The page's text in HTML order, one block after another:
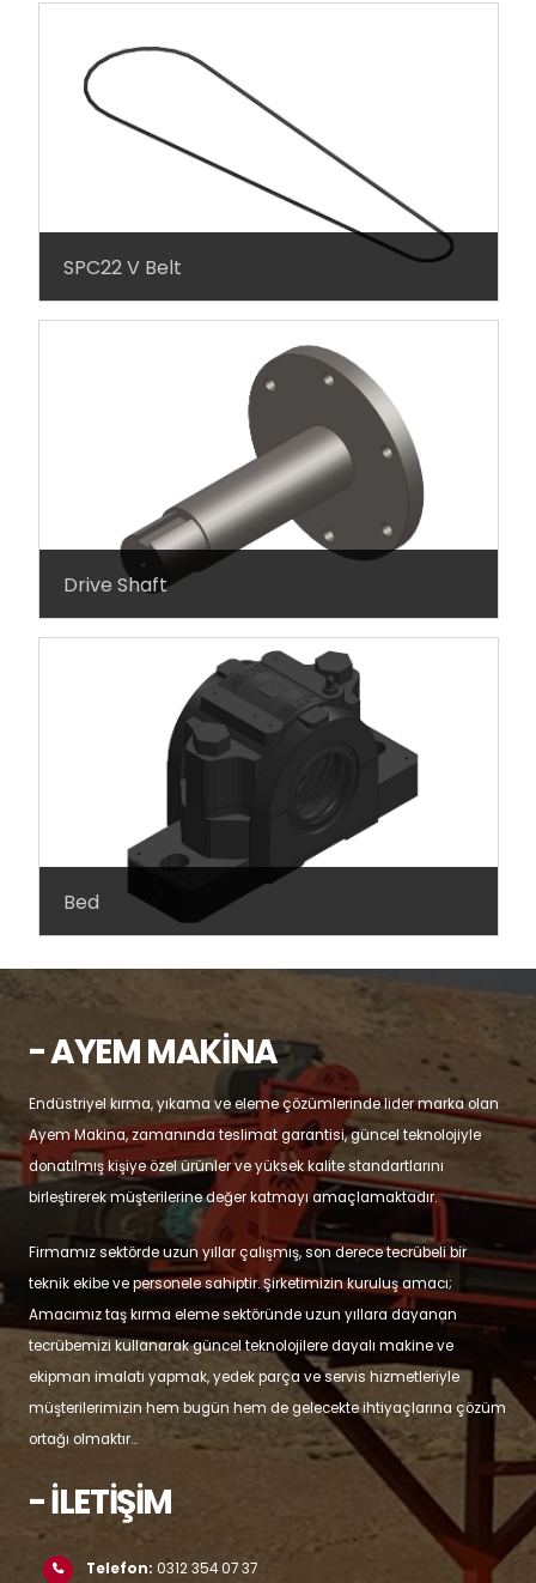
SPC22 V Belt
Drive Shaft
Bed
- AYEM MAKİNA
Endüstriyel kırma, yıkama ve eleme çözümlerinde lider marka olan
Ayem Makina, zamanında teslimat garantisi, güncel teknolojiyle
donatılmış kişiye özel ürünler ve yüksek kalite standartlarını
birleştirerek müşterilerine değer katmayı amaçlamaktadır.
Firmamız sektörde uzun yıllar çalışmış, son derece tecrübeli bir
teknik ekibe ve personele sahiptir. Şirketimizin kuruluş amacı;
Amacımız taş kırma eleme sektöründe uzun yıllara dayanan
tecrübemizi kullanarak güncel teknolojilere dayalı makine ve
ekipman imalatı yapmak, yedek parça ve servis hizmetleriyle
müşterilerimizin hem bugün hem de gelecekte ihtiyaçlarına çözüm
ortağı olmaktır...
- İLETİŞİM
Telefon: 0312 354 07 37